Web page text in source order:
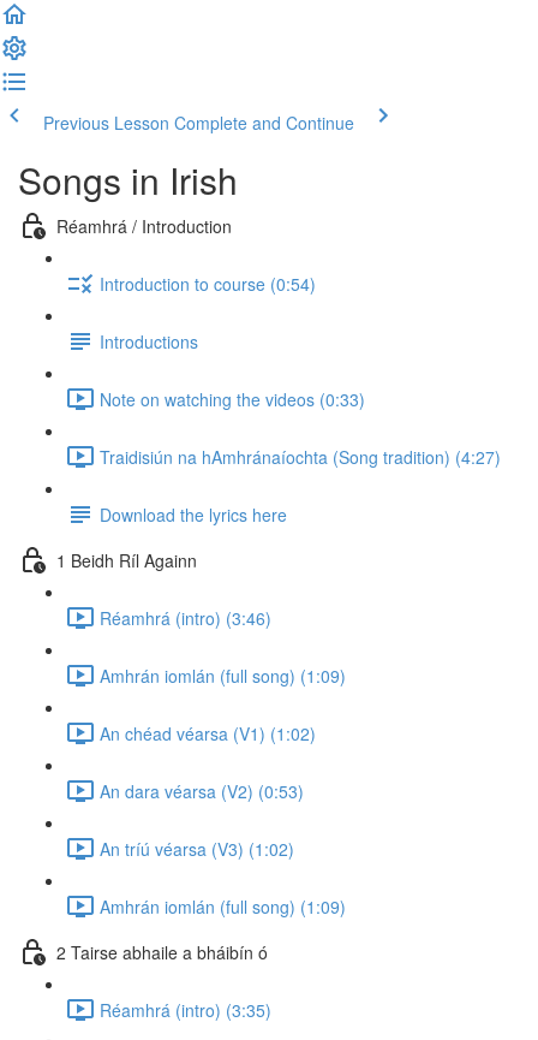
Previous Lesson Complete and Continue
Songs in Irish
Réamhrá / Introduction
Introduction to course (0:54)
Introductions
Note on watching the videos (0:33)
Traidisiún na hAmhránaíochta (Song tradition) (4:27)
Download the lyrics here
1 Beidh Ríl Againn
Réamhrá (intro) (3:46)
Amhrán iomlán (full song) (1:09)
An chéad véarsa (V1) (1:02)
An dara véarsa (V2) (0:53)
An tríú véarsa (V3) (1:02)
Amhrán iomlán (full song) (1:09)
2 Tairse abhaile a bháibín ó
Réamhrá (intro) (3:35)